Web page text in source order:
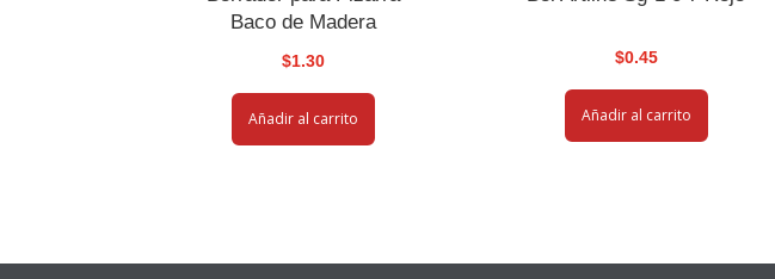
Baco de Madera
$1.30
Añadir al carrito
$0.45
Añadir al carrito